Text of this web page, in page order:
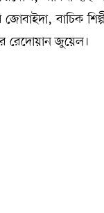
জোবাইদা, বাচিক
রেদোয়ান জুয়েল।